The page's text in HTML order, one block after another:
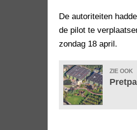
De autoriteiten
de pilot te
zondag 18 april.
ZIE OOK